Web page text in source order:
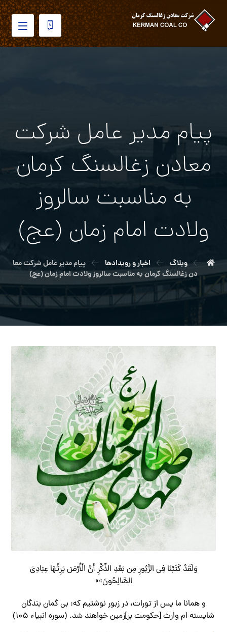
پیام مدیر عامل شرکت
معادن زغالسنگ کرمان
به مناسبت سالروز
ولادت امام زمان (عج)
وبلاگ اخبار و رویدادها
پیام مدیر عامل شرکت معا
دن زغالسنگ کرمان به مناسبت سالروز ولادت امام زمان (عج)
وَلَقَدْ کَتَبْنَا فِی الزَّبُورِ مِن بَعْدِ الذِّکْرِ أَنَّ الْأَرْضَ یَرِثُهَا عِبَادِیَ
الصَّالِحُونَ»»
ﻭ ﻫﻤﺎﻧﺎ ﻣﺎ ﭘﺲ ﺍﺯ ﺗﻮﺭﺍﺕ، ﺩﺭ ﺯﺑﻮﺭ ﻧﻮﺷﺘﻴﻢ ﻛﻪ: ﺑﻰ ﮔﻤﺎﻥ ﺑﻨﺪﮔﺎﻥ
ﺷﺎﻳﺴﺘﻪ ﺍم ﻭﺍﺭﺙ [ﺣﻜﻮﻣﺖ ﺑﺮ]ﺯﻣﻴﻦ ﺧﻮﺍﻫﻨﺪ ﺷﺪ. (سوره انبیاء ۱۰۵)